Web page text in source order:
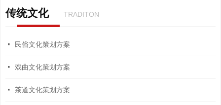
传统文化 TRADITON
넷 民俗文化策划方案
넷 戏曲文化策划方案
넷 茶道文化策划方案